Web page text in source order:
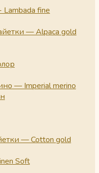
fine
— Alpaca gold
— Imperial merino
— Cotton gold
Soft